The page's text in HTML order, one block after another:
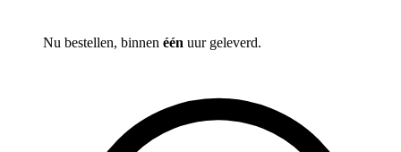
Nu bestellen, binnen één uur geleverd.